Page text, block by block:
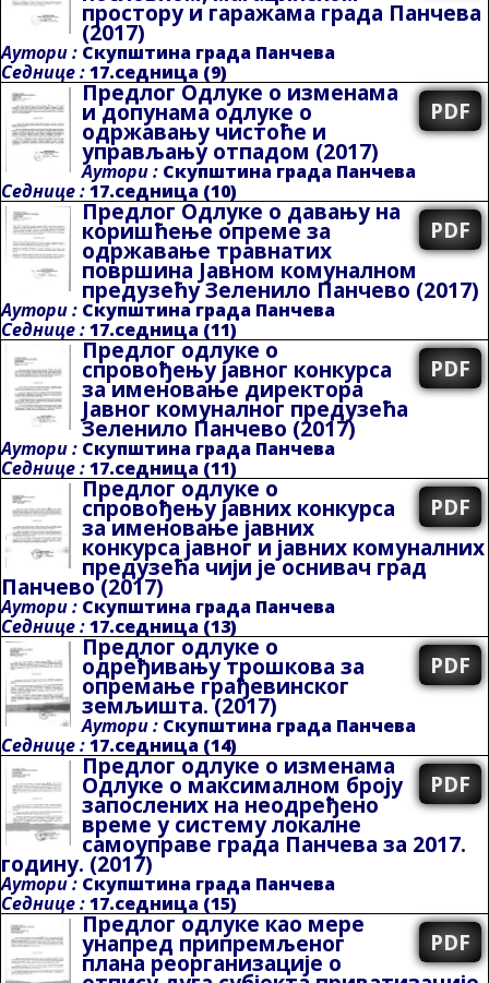
простору и гаражама града Панчева
(2017)
Аутори : Скупштина града Панчева
Седнице :17.седница (9)
PDF
Предлог Одлуке о изменама
и допунама одлуке о
одржавању чистоће и
управљању отпадом (2017)
Аутори : Скупштина града Панчева
Седнице :17.седница (10)
PDF
Предлог Одлуке о давању на
коришћење опреме за
одржавање травнатих
површина Јавном комуналном
предузећу Зеленило Панчево (2017)
Аутори : Скупштина града Панчева
Седнице :17.седница (11)
PDF
Предлог одлуке о
спровођењу јавног конкурса
за именовање директора
Јавног комуналног предузећа
Зеленило Панчево (2017)
Аутори : Скупштина града Панчева
Седнице :17.седница (11)
PDF
Предлог одлуке о
спровођењу јавних конкурса
за именовање јавних
конкурса јавног и јавних комуналних
предузећа чији је оснивач град
Панчево (2017)
Аутори : Скупштина града Панчева
Седнице :17.седница (13)
PDF
Предлог одлуке о
одређивању трошкова за
опремање грађевинског
земљишта. (2017)
Аутори : Скупштина града Панчева
Седнице :17.седница (14)
PDF
Предлог одлуке о изменама
Одлуке о максималном броју
запослених на неодређено
време у систему локалне
самоуправе града Панчева за 2017.
годину. (2017)
Аутори : Скупштина града Панчева
Седнице :17.седница (15)
PDF
Предлог одлуке као мере
унапред припремљеног
плана реорганизације о